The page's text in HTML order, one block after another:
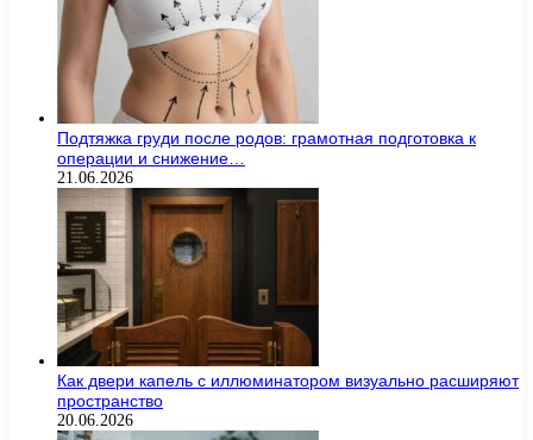
Подтяжка груди после родов: грамотная подготовка к
операции и снижение…
21.06.2026
Как двери капель с иллюминатором визуально расширяют
пространство
20.06.2026